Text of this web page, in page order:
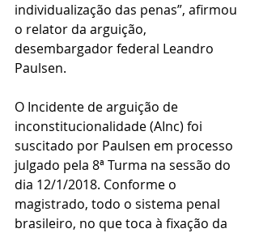
individualização das penas”, afirmou
o relator da arguição,
desembargador federal Leandro
Paulsen.
O Incidente de arguição de
inconstitucionalidade (AInc) foi
suscitado por Paulsen em processo
julgado pela 8ª Turma na sessão do
dia 12/1/2018. Conforme o
magistrado, todo o sistema penal
brasileiro, no que toca à fixação da